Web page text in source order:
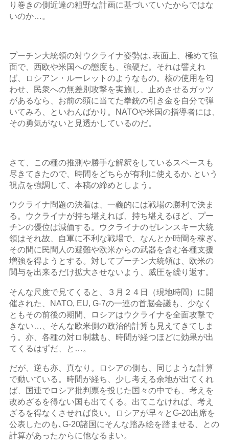
り巻きの側近達の粗野な計画に基づいていたからではな
いのか…。
プーチン大統領の対ウクライナ姿勢は､表面上、極めて強
面で、西欧や米国への態度も、強硬だ。それは譬えれ
ば、ロシアン・ルーレットのようなもの。核の使用を匂
わせ、民衆への無差別攻撃を実施し、止めさせるガッツ
があるなら、お前の頭に当てた拳銃の引き金を自分で弾
いてみろ、といわんばかり。NATOや米国の指導者には、
その勇気がないと見透かしているのだ。
さて、この種の推測や勝手な解釈をしているスペースも
尽きてきたので、時間をどちらが有利に使えるか､という
視点を強調して、本稿の締めとしよう。
ウクライナ問題の決着は、一義的には戦場の勝利で決ま
る。ウクライナが持ち堪えれば、持ち堪えるほど、プー
チンの優位は減価する。ウクライナのゼレンスキー大統
領はそれ故、自軍に不利な戦場で、なんとか時間を稼ぎ､
その間に民間人の避難や欧米からの武器を含む各種支援
増強を得ようとする。対してプーチン大統領は、欧米の
関与を出来るだけ拡大させないよう、威圧を繰り返す。
そんな尺度で見てくると、３月２４日（現地時間）に開
催された、NATO, EU, G-7の一連の首脳会議も、少なく
ともその前後の期間、ロシアはウクライナを全面攻撃で
きない…、そんな欧米側の政治的計算も見えてきてしま
う。亦、各種の対ロ制裁も、時間が経つほどに効果が出
てくるはずだ、と…。
だが、逆も亦、真なり。ロシアの側も、同じような計算
で動いている。時間が経ち、少し考える余地が出てくれ
ば、国連でロシア批判票を投じた国々の中でも、考えを
改めざるを得ない国も出てくる。出てこなければ、考え
ざるを得なくさせれば良い。ロシアが早々とG-20出席を
公表したのも､G-20諸国にそんな踏み絵を踏ませる、との
計算があったからに他なるまい。